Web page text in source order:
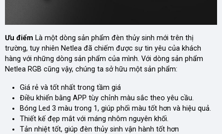
Ưu điểm Là một dòng sản phẩm đèn thủy sinh mới trên thị
trường, tuy nhiên Netlea đã chiếm được sự tin yêu của khách
hàng với những dòng sản phẩm của mình. Với dòng sản phẩm
Netlea RGB cũng vậy, chúng ta sở hữu một sản phẩm:
Giá rẻ và tốt nhất trong tầm giá
Điều khiển bằng APP tùy chỉnh màu sắc theo yêu cầu.
Bóng Led 3 màu trong 1, giúp phối màu tốt hơn và hiệu quả.
Thiết kế đẹp mắt với máng nhôm nguyên khối.
Tản nhiệt tốt, giúp đèn thủy sinh vận hành tốt hơn